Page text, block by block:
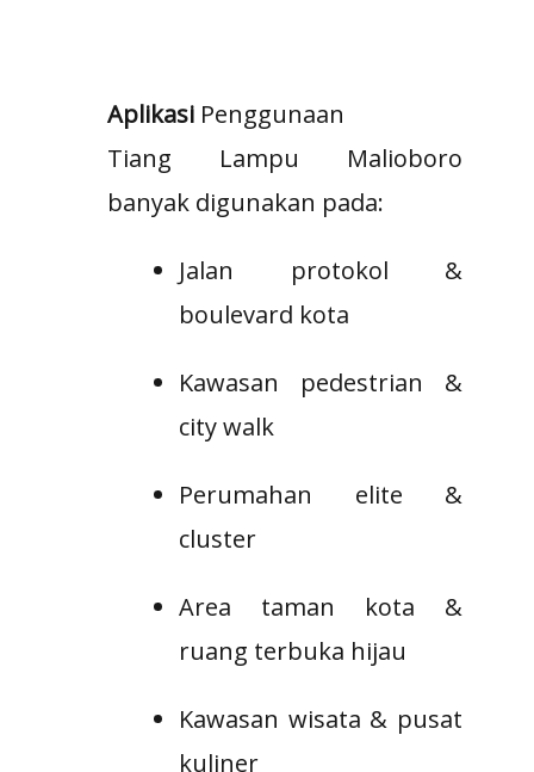
Aplikasi Penggunaan
Tiang Lampu Malioboro
banyak digunakan pada:
Jalan protokol &
boulevard kota
Kawasan pedestrian &
city walk
Perumahan elite &
cluster
Area taman kota &
ruang terbuka hijau
Kawasan wisata & pusat
kuliner